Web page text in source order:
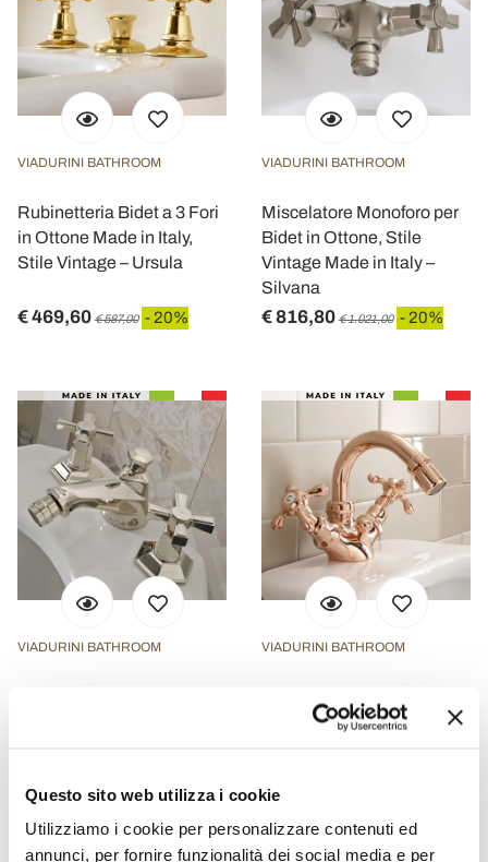
Questo sito web utilizza i cookie
Utilizziamo i cookie per personalizzare contenuti ed
annunci, per fornire funzionalità dei social media e per
VIADURINI BATHROOM
Rubinetteria Bidet a 3 Fori
in Ottone Made in Italy,
Stile Vintage – Ursula
€ 469,60 € 587,00 - 20%
VIADURINI BATHROOM
Miscelatore Monoforo per
Bidet in Ottone, Stile
Vintage Made in Italy –
Silvana
€ 816,80 € 1.021,00 - 20%
VIADURINI BATHROOM
€ 1.108,80 € 1.386,00 - 20%
VIADURINI BATHROOM
Monoforo di Design
€ 480,80